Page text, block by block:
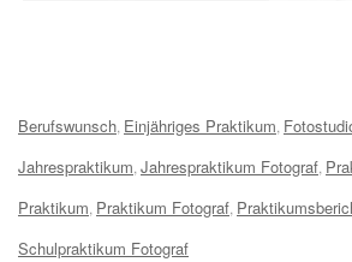
Tags:
Berufswunsch Einjähriges Praktikum
Jahrespraktikum Jahrespraktikum Fotograf
Praktikum Praktikum Fotograf
Schulpraktikum Fotograf